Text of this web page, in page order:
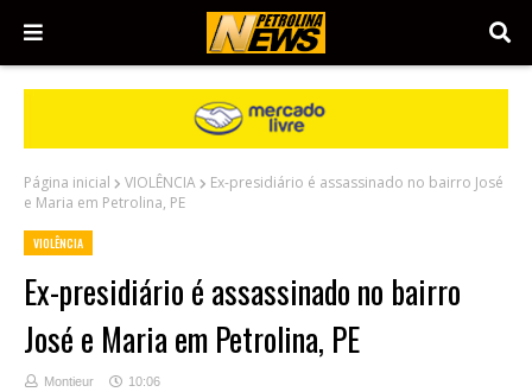
Página inicial VIOLÊNCIA
Ex-presidiário é assassinado no bairro José
e Maria em Petrolina, PE
VIOLÊNCIA
Ex-presidiário é assassinado no bairro
José e Maria em Petrolina, PE
Montieur 10:06